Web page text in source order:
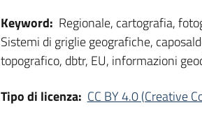
Keyword: Regionale, cartografia,
Sistemi di griglie geografiche,
topografico, dbtr, EU, informazioni
Tipo di licenza: CC BY 4.0 (Creative